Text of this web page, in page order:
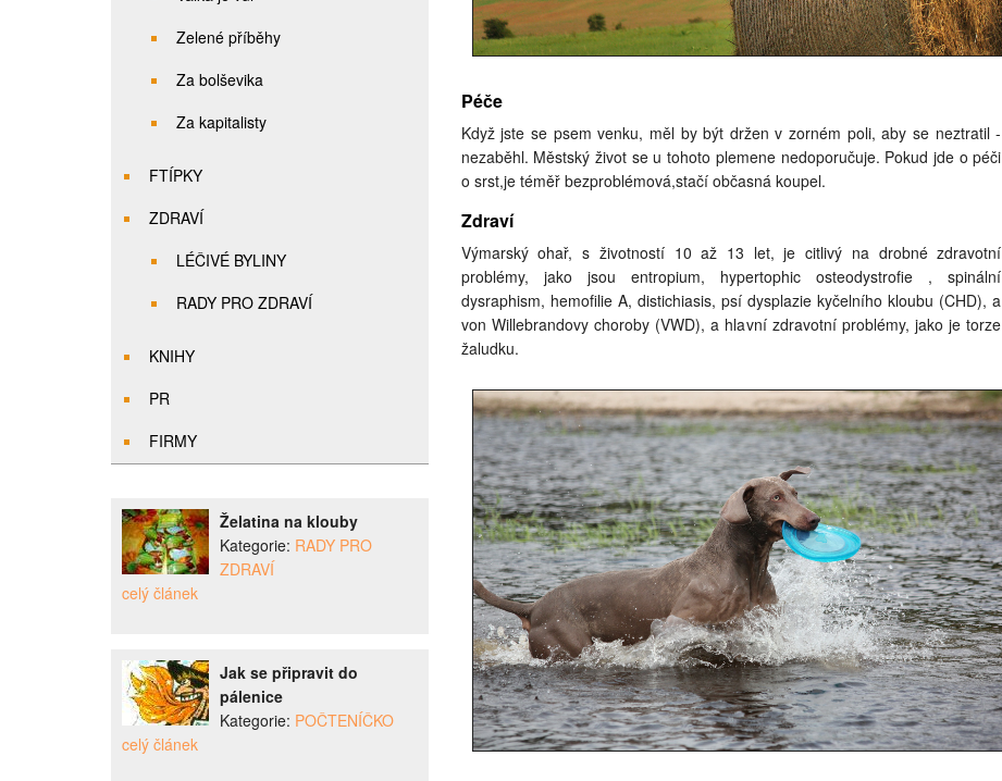
Zelené příběhy
Za bolševika
Za kapitalisty
FTÍPKY
ZDRAVÍ
LÉČIVÉ BYLINY
RADY PRO ZDRAVÍ
KNIHY
PR
FIRMY
Želatina na klouby
Kategorie: RADY PRO
ZDRAVÍ
celý článek
Jak se připravit do
pálenice
Kategorie: POČTENÍČKO
celý článek
Péče
Když jste se psem venku, měl by být držen v zorném poli, aby se neztratil -
nezaběhl. Městský život se u tohoto plemene nedoporučuje. Pokud jde o péči
o srst,je téměř bezproblémová,stačí občasná koupel.
Zdraví
Výmarský ohař, s životností 10 až 13 let, je citlivý na drobné zdravotní
problémy, jako jsou entropium, hypertophic osteodystrofie , spinální
dysraphism, hemofilie A, distichiasis, psí dysplazie kyčelního kloubu (CHD), a
von Willebrandovy choroby (VWD), a hlavní zdravotní problémy, jako je torze
žaludku.